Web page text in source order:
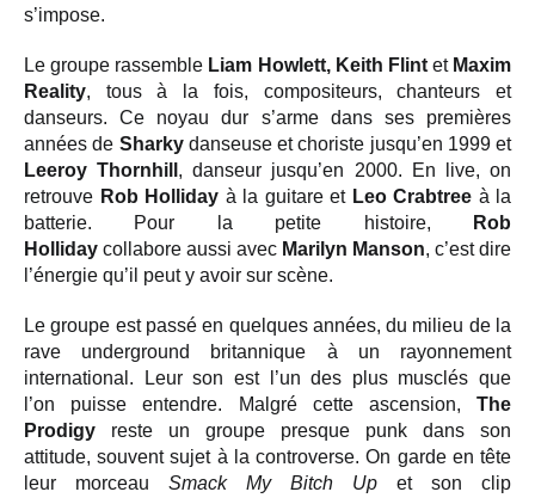
s’impose.
Le groupe rassemble Liam Howlett, Keith Flint et Maxim
Reality, tous à la fois, compositeurs, chanteurs et
danseurs. Ce noyau dur s’arme dans ses premières
années de Sharkydanseuse et choriste jusqu’en 1999 et
Leeroy Thornhill , danseur jusqu’en 2000. En live, on
retrouve Rob Holliday à la guitare et Leo Crabtree à la
batterie. Pour la petite histoire,
Rob
Holliday collabore aussi avec Marilyn Manson, c’est dire
l’énergie qu’il peut y avoir sur scène.
Le groupe est passé en quelques années, du milieu de la
rave underground britannique à un rayonnement
international. Leur son est l’un des plus musclés que
l’on puisse entendre. Malgré cette ascension, The
Prodigy reste un groupe presque punk dans son
attitude, souvent sujet à la controverse. On garde en tête
leur morceau Smack My Bitch Up et son clip